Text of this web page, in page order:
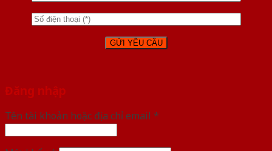
Đăng nhập
Tên tài khoản hoặc địa chỉ email *